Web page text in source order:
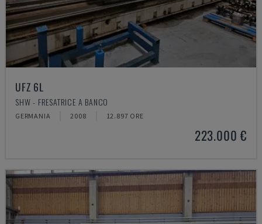
UFZ 6L
SHW - FRESATRICE A BANCO
GERMANIA 2008 12.897 ORE
223.000 €